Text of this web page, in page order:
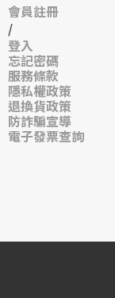
會員註冊
/
登入
忘記密碼
服務條款
隱私權政策
退換貨政策
防詐騙宣導
電子發票查詢